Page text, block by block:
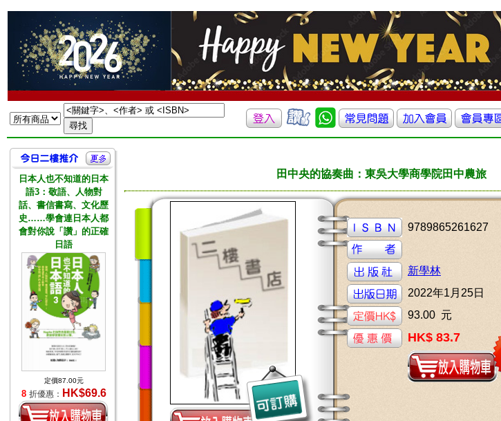
日本人也不知道的日本
語3：敬語、人物對
話、書信書寫、文化歷
史……學會連日本人都
會對你說「讚」的正確
日語
定價87.00元
8 折優惠： HK$69.6
田中央的協奏曲：東吳大學商學院田中農旅
9789865261627
新學林
2022年1月25日
93.00 元
HK$ 83.7